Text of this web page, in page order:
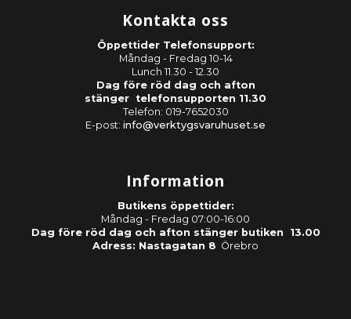
Kontakta oss
Öppettider Telefonsupport:
Måndag - Fredag 10-14
Lunch 11.30 - 12.30
Dag före röd dag och afton
stänger telefonsupporten 11.30
Telefon: 019-7652030
E-post: info@verktygsvaruhuset.se
Information
Butikens öppettider:
Måndag - Fredag 07:00-16:00
Dag före röd dag och afton stänger butiken 13.00
Adress: Nastagatan 8 Örebro